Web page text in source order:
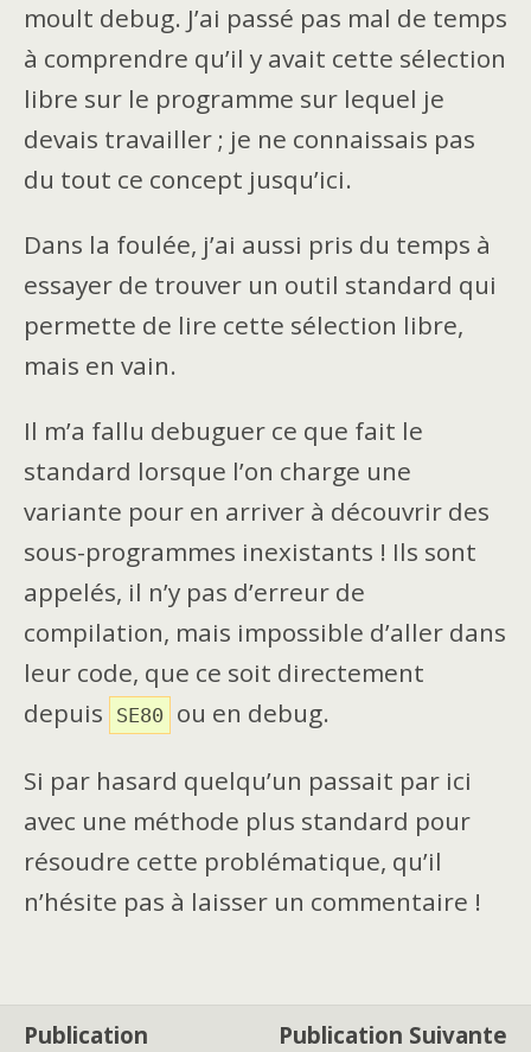
moult debug. J’ai passé pas mal de temps
à comprendre qu’il y avait cette sélection
libre sur le programme sur lequel je
devais travailler ; je ne connaissais pas
du tout ce concept jusqu’ici.
Dans la foulée, j’ai aussi pris du temps à
essayer de trouver un outil standard qui
permette de lire cette sélection libre,
mais en vain.
Il m’a fallu debuguer ce que fait le
standard lorsque l’on charge une
variante pour en arriver à découvrir des
sous-programmes inexistants ! Ils sont
appelés, il n’y pas d’erreur de
compilation, mais impossible d’aller dans
leur code, que ce soit directement
depuis
SE80 ou en debug.
Si par hasard quelqu’un passait par ici
avec une méthode plus standard pour
résoudre cette problématique, qu’il
n’hésite pas à laisser un commentaire !
Publication
Publication Suivante